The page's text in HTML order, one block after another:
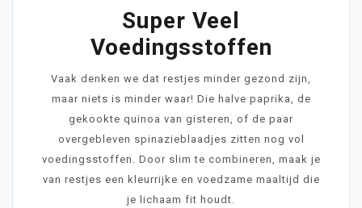
Super Veel
Voedingsstoffen
Vaak denken we dat restjes minder gezond zijn,
maar niets is minder waar! Die halve paprika, de
gekookte quinoa van gisteren, of de paar
overgebleven spinazieblaadjes zitten nog vol
voedingsstoffen. Door slim te combineren, maak je
van restjes een kleurrijke en voedzame maaltijd die
je lichaam fit houdt.